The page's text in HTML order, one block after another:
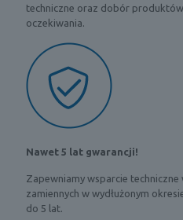
techniczne oraz dobór produktów
oczekiwania.
Nawet 5 lat gwarancji!
Zapewniamy wsparcie
zamiennych w wydłużonym
do 5 lat.